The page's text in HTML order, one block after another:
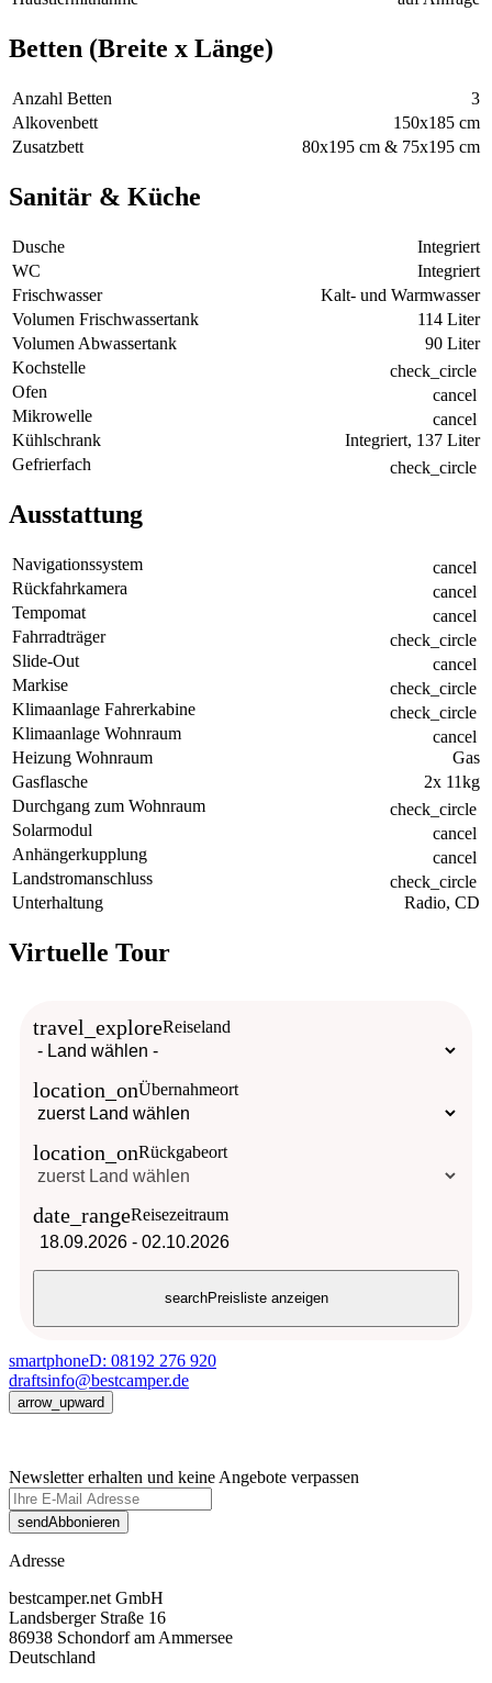
Betten (Breite x Länge)
Anzahl Betten
3
Alkovenbett
150x185 cm
Zusatzbett
80x195 cm & 75x195 cm
Sanitär & Küche
Dusche
Integriert
WC
Integriert
Frischwasser
Kalt- und Warmwasser
Volumen Frischwassertank
114 Liter
Volumen Abwassertank
90 Liter
Kochstelle
check_circle
Ofen
cancel
Mikrowelle
cancel
Kühlschrank
Integriert, 137 Liter
Gefrierfach
check_circle
Ausstattung
Navigationssystem
cancel
Rückfahrkamera
cancel
Tempomat
cancel
Fahrradträger
check_circle
Slide-Out
cancel
Markise
check_circle
Klimaanlage Fahrerkabine
check_circle
Klimaanlage Wohnraum
cancel
Heizung Wohnraum
Gas
Gasflasche
2x 11kg
Durchgang zum Wohnraum
check_circle
Solarmodul
cancel
Anhängerkupplung
cancel
Landstromanschluss
check_circle
Unterhaltung
Radio, CD
Virtuelle Tour
travel_exploreReiseland
location_onÜbernahmeort
location_onRückgabeort
date_rangeReisezeitraum
18.09.2026 - 02.10.2026
searchPreisliste anzeigen
smartphoneD: 08192 276 920
draftsinfo@bestcamper.de
arrow_upward
Newsletter erhalten und keine Angebote verpassen
sendAbbonieren
Adresse
bestcamper.net GmbH
Landsberger Straße 16
86938 Schondorf am Ammersee
Deutschland